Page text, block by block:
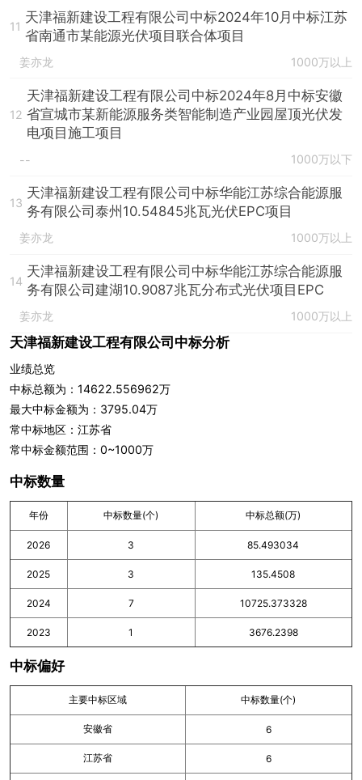
11
天津福新建设工程有限公司中标2024年10月中标江苏
省南通市某能源光伏项目联合体项目
姜亦龙 1000万以上
12
天津福新建设工程有限公司中标2024年8月中标安徽
省宣城市某新能源服务类智能制造产业园屋顶光伏发
电项目施工项目
-- 1000万以下
13
天津福新建设工程有限公司中标华能江苏综合能源服
务有限公司泰州10.54845兆瓦光伏EPC项目
姜亦龙 1000万以上
14
天津福新建设工程有限公司中标华能江苏综合能源服
务有限公司建湖10.9087兆瓦分布式光伏项目EPC
姜亦龙 1000万以上
天津福新建设工程有限公司中标分析
业绩总览
中标总额为：14622.556962万
最大中标金额为：3795.04万
常中标地区：江苏省
常中标金额范围：0~1000万
中标数量
年份 中标数量(个) 中标总额(万)
2026 3 85.493034
2025 3 135.4508
2024 7 10725.373328
2023 1 3676.2398
中标偏好
主要中标区域 中标数量(个)
安徽省 6
江苏省 6